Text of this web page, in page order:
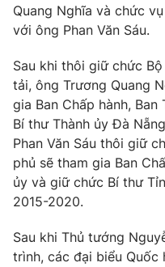
Thị trường
Lịch phát sóng
Chuyên mục khác
Emagazine
Photo
Video
VTV Money
Quang Nghĩa và chức
với ông Phan Văn Sáu.
Sau khi thôi giữ chức
tải, ông Trương Quang
gia Ban Chấp hành,
Bí thư Thành ủy Đà
Phan Văn Sáu thôi giữ
phủ sẽ tham gia Ban
ủy và giữ chức Bí thư
2015-2020.
Sau khi Thủ tướng
trình, các đại biểu